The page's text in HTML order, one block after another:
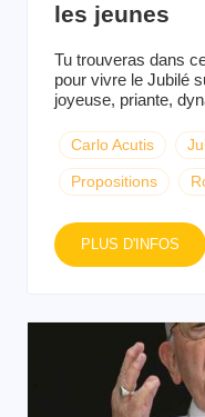
les jeunes
Tu trouveras dans
pour vivre le Jubilé
joyeuse, priante,
Carlo Acutis
Propositions
PLUS D'INFOS